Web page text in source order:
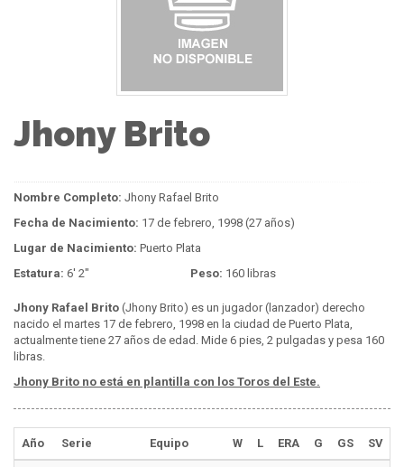
Jhony Brito
Nombre Completo: Jhony Rafael Brito
Fecha de Nacimiento: 17 de febrero, 1998 (27 años)
Lugar de Nacimiento: Puerto Plata
Estatura: 6' 2" Peso: 160 libras
Jhony Rafael Brito (Jhony Brito) es un jugador (lanzador) derecho
nacido el martes 17 de febrero, 1998 en la ciudad de Puerto Plata,
actualmente tiene 27 años de edad. Mide 6 pies, 2 pulgadas y pesa 160
libras.
Jhony Brito no está en plantilla con los Toros del Este.
Año Serie Equipo W L ERA G GS SV